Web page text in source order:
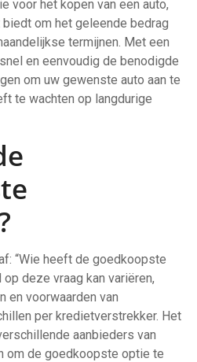
voor het kopen van een auto,
om het geleende bedrag
termijnen. Met een
en eenvoudig de benodigde
om uw gewenste auto aan te
te wachten op langdurige
“Wie heeft de goedkoopste
deze vraag kan variëren,
en voorwaarden van
per kredietverstrekker. Het
aanbieders van
om de goedkoopste optie te